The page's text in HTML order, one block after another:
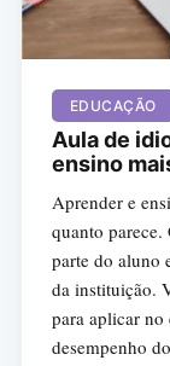
EDUCAÇÃO
Aula de
ensino
Aprender e
quanto
parte do aluno
da instituição.
para aplicar
desempenho